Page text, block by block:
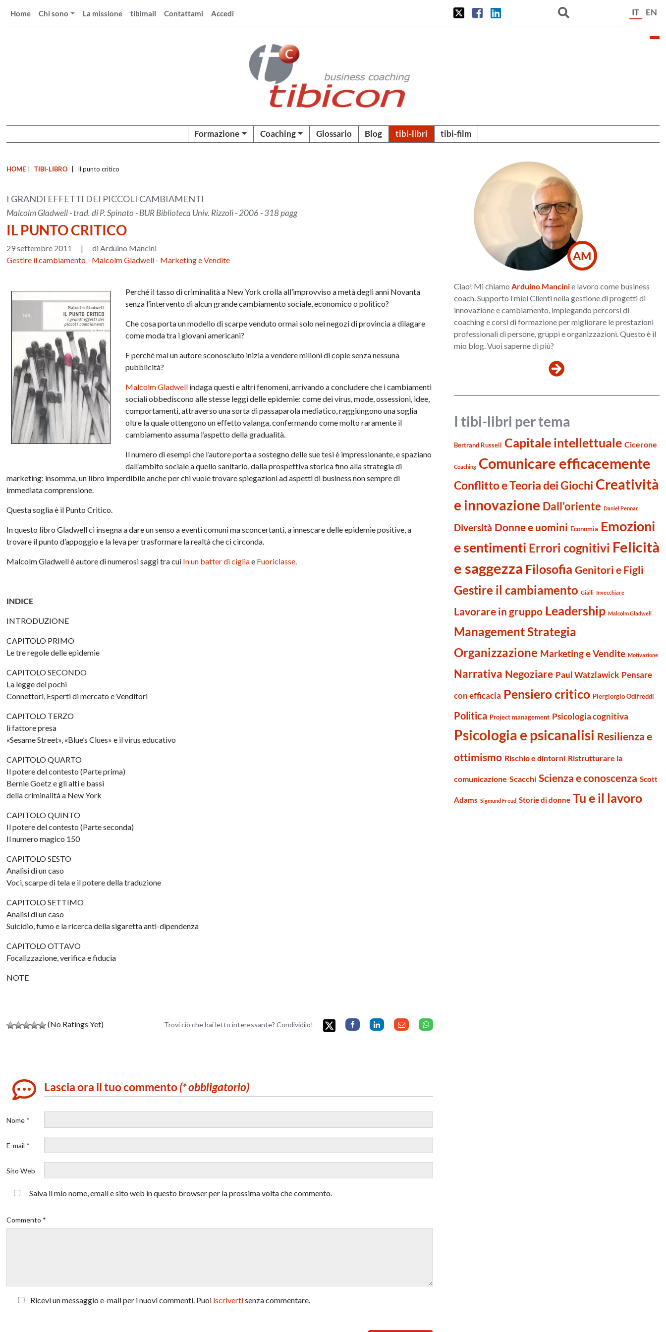
Home Chi sono La missione tibimail Contattami Accedi IT EN
Formazione Coaching Glossario Blog tibi-libri tibi-film
HOME TIBI-LIBRO Il punto critico
I GRANDI EFFETTI DEI PICCOLI CAMBIAMENTI
Malcolm Gladwell - trad. di P. Spinato - BUR Biblioteca Univ. Rizzoli - 2006 - 318 pagg
IL PUNTO CRITICO
29 settembre 2011 |
di Arduino Mancini
Gestire il cambiamento - Malcolm Gladwell - Marketing e Vendite
Perché il tasso di criminalità a New York crolla all’improvviso a metà degli anni Novanta
senza l’intervento di alcun grande cambiamento sociale, economico o politico?
Che cosa porta un modello di scarpe venduto ormai solo nei negozi di provincia a dilagare
come moda tra i giovani americani?
E perché mai un autore sconosciuto inizia a vendere milioni di copie senza nessuna
pubblicità?
Malcolm Gladwellindaga questi e altri fenomeni, arrivando a concludere che i cambiamenti
sociali obbediscono alle stesse leggi delle epidemie: come dei virus, mode, ossessioni, idee,
comportamenti, attraverso una sorta di passaparola mediatico, raggiungono una soglia
oltre la quale ottengono un effetto valanga, confermando come molto raramente il
cambiamento assuma l’aspetto della gradualità.
Il numero di esempi che l’autore porta a sostegno delle sue tesi è impressionante, e spaziano
dall’ambito sociale a quello sanitario, dalla prospettiva storica fino alla strategia di
marketing: insomma, un libro imperdibile anche per chi vuole trovare spiegazioni ad aspetti di business non sempre di
immediata comprensione.
Questa soglia è il Punto Critico.
In questo libro Gladwell ci insegna a dare un senso a eventi comuni ma sconcertanti, a innescare delle epidemie positive, a
trovare il punto d’appoggio e la leva per trasformare la realtà che ci circonda.
Malcolm Gladwell è autore di numerosi saggi tra cui In un batter di cigliae Fuoriclasse.
INDICE
INTRODUZIONE
CAPITOLO PRIMO
Le tre regole delle epidemie
CAPITOLO SECONDO
La legge dei pochi
Connettori, Esperti di mercato e Venditori
CAPITOLO TERZO
lì fattore presa
«Sesame Street», «Blue’s Clues» e il virus educativo
CAPITOLO QUARTO
Il potere del contesto (Parte prima)
Bernie Goetz e gli alti e bassi
della criminalità a New York
CAPITOLO QUINTO
Il potere del contesto (Parte seconda)
Il numero magico 150
CAPITOLO SESTO
Analisi di un caso
Voci, scarpe di tela e il potere della traduzione
CAPITOLO SETTIMO
Analisi di un caso
Suicidio, fumo e la ricerca della sigaretta anti-dipendenza
CAPITOLO OTTAVO
Focalizzazione, verifica e fiducia
NOTE
(No Ratings Yet) Trovi ciò che hai letto interessante? Condividilo!
Lascia ora il tuo commento(* obbligatorio)
Nome *
E-mail *
Sito Web
Salva il mio nome, email e sito web in questo browser per la prossima volta che commento.
Commento *
Ricevi un messaggio e-mail per i nuovi commenti. Puoi iscrivertisenza commentare.
AM
Ciao! Mi chiamo Arduino Mancinie lavoro come business
coach. Supporto i miei Clienti nella gestione di progetti di
innovazione e cambiamento, impiegando percorsi di
coaching e corsi di formazione per migliorare le prestazioni
professionali di persone, gruppi e organizzazioni. Questo è il
mio blog. Vuoi saperne di più?
I tibi-libri per tema
Bertrand Russell Capitale intellettuale Cicerone
Coaching Comunicare efficacemente
Conflitto e Teoria dei Giochi Creatività
e innovazione Dall'oriente Daniel Pennac
Diversità Donne e uomini Economia Emozioni
e sentimenti Errori cognitivi Felicità
e saggezza Filosofia Genitori e Figli
Gestire il cambiamento Gialli Invecchiare
Lavorare in gruppo Leadership Malcolm Gladwell
Management Strategia
Organizzazione Marketing e Vendite Motivazione
Narrativa Negoziare Paul Watzlawick Pensare
con efficacia Pensiero critico Piergiorgio Odifreddi
Politica Project management Psicologia cognitiva
Psicologia e psicanalisi Resilienza e
ottimismo Rischio e dintorni Ristrutturare la
comunicazione Scacchi Scienza e conoscenza Scott
Adams Sigmund Freud Storie di donne Tu e il lavoro